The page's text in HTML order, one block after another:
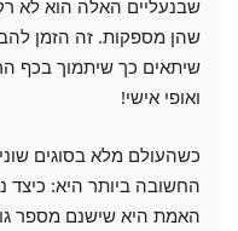
שבנעליים האלה הוא לא
שהן מספקות. זה הזמן
שיתאים כך שיתמוך בכף
ואופי אישי!
כשהעולם מלא בסוגים
החשובה ביותר היא: כיצד
האמת היא שישנם מספר